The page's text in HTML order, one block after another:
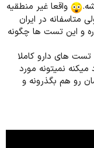
واقعا غیر منطقیه
متاسفانه در ایران
و این تست ها چگونه
های دارو کاملا
نمیتونه مورد
رو هم بگذرونه و